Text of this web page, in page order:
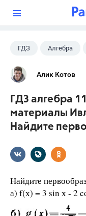
ГДЗ Алгебра
Алик Котов
ГДЗ алгебра
материалы
Найдите
Найдите
а) f(х) = 3 sin х - 2